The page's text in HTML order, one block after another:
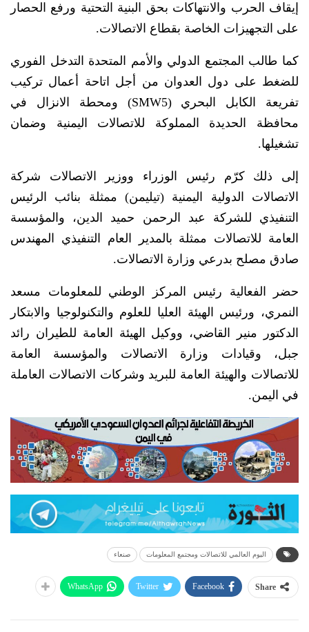
إيقاف الحرب والانتهاكات بحق البنية التحتية ورفع الحصار
على التجهيزات الخاصة بقطاع الاتصالات.
كما طالب المجتمع الدولي والأمم المتحدة التدخل الفوري
للضغط على دول العدوان من أجل اتاحة أعمال تركيب
تفريعة الكابل البحري (SMW5) ومحطة الانزال في
محافظة الحديدة المملوكة للاتصالات اليمنية وضمان
تشغيلها.
إلى ذلك كرّم رئيس الوزراء ووزير الاتصالات شركة
الاتصالات الدولية اليمنية (تيليمن) ممثلة بنائب الرئيس
التنفيذي للشركة عبد الرحمن حميد الدين، والمؤسسة
العامة للاتصالات ممثلة بالمدير العام التنفيذي المهندس
صادق مصلح بدرعي وزارة الاتصالات.
حضر الفعالية رئيس المركز الوطني للمعلومات مسعد
النمري، ورئيس الهيئة العليا للعلوم والتكنولوجيا والابتكار
الدكتور منير القاضي، ووكيل الهيئة العامة للطيران رائد
جبل، وقيادات وزارة الاتصالات والمؤسسة العامة
للاتصالات والهيئة العامة للبريد وشركات الاتصالات العاملة
في اليمن.
اليوم العالمي للاتصالات ومجتمع المعلومات صنعاء
Share
Facebook
Twitter
WhatsApp